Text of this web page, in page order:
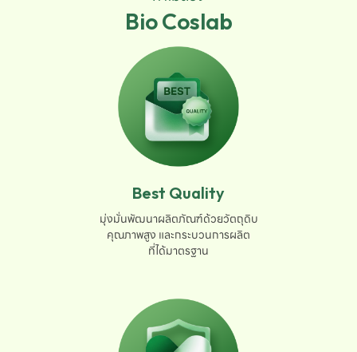
Bio Coslab
Best Quality
มุ่งมั่นพัฒนาผลิตภัณฑ์ด้วยวัตถุดิบ
คุณภาพสูง และกระบวนการผลิต
ที่ได้มาตรฐาน